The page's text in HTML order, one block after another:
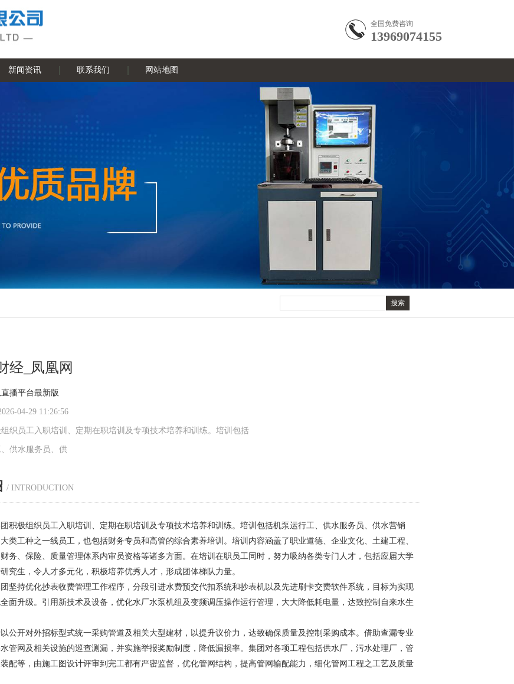
全国免费咨询
13969074155
新闻资讯 联系我们 网站地图
经_凤凰网
播平台最新版
04-29 11:26:56
织员工入职培训、定期在职培训及专项技术培养和训练。培训包括
供水服务员、供
/ INTRODUCTION
极组织员工入职培训、定期在职培训及专项技术培养和训练。培训包括机泵运行工、供水服务员、供水营销
类工种之一线员工，也包括财务专员和高管的综合素养培训。培训内容涵盖了职业道德、企业文化、土建工程、
务、保险、质量管理体系内审员资格等诸多方面。在培训在职员工同时，努力吸纳各类专门人才，包括应届大学
究生，令人才多元化，积极培养优秀人才，形成团体梯队力量。
持优化抄表收费管理工作程序，分段引进水费预交代扣系统和抄表机以及先进刷卡交费软件系统，目标为实现
面升级。引用新技术及设备，优化水厂水泵机组及变频调压操作运行管理，大大降低耗电量，达致控制自来水生
开对外招标型式统一采购管道及相关大型建材，以提升议价力，达致确保质量及控制采购成本。借助查漏专业
管网及相关设施的巡查测漏，并实施举报奖励制度，降低漏损率。集团对各项工程包括供水厂，污水处理厂，管
配等，由施工图设计评审到完工都有严密监督，优化管网结构，提高管网输配能力，细化管网工程之工艺及质量